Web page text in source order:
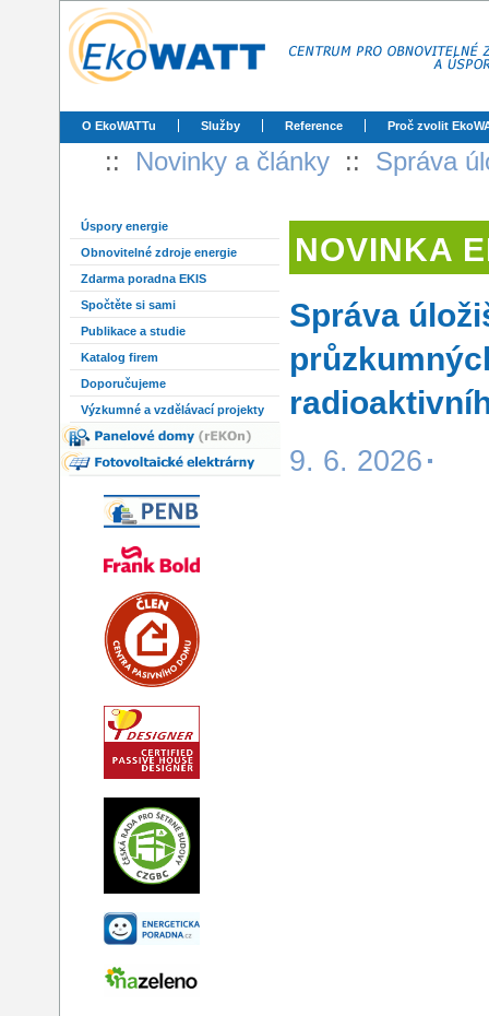
O EkoWATTu Služby Reference Proč zvolit
:: Novinky a články :: Správa
Úspory energie
Obnovitelné zdroje energie
Zdarma poradna EKIS
Spočtěte si sami
Publikace a studie
Katalog firem
Doporučujeme
Výzkumné a vzdělávací projekty
NOVINKA
Správa
9. 6. 2026